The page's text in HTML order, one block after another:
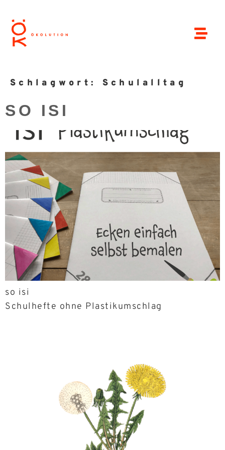
Schlagwort: Schulalltag
SO ISI
so isi
Schulhefte ohne Plastikumschlag